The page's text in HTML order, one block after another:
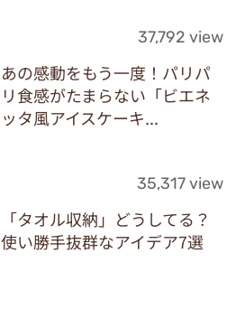
37,792 view
あの感動をもう一度！パリパ
リ食感がたまらない「ビエネ
ッタ風アイスケーキ...
35,317 view
「タオル収納」どうしてる？
使い勝手抜群なアイデア7選